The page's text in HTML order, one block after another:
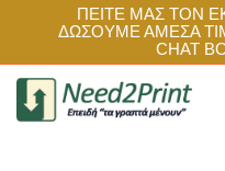
ΠΕΙΤΕ ΜΑΣ ΤΟΝ
ΔΩΣΟΥΜΕ ΑΜΕΣΑ
CHAT